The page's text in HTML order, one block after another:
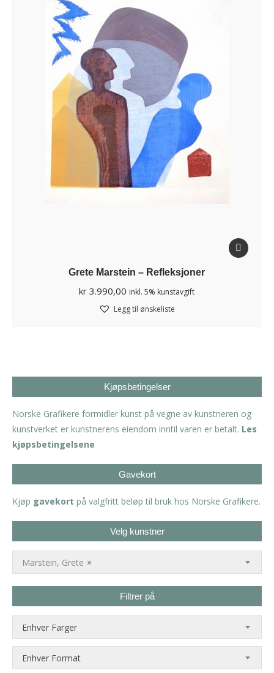
Grete Marstein – Refleksjoner
kr 3.990,00 inkl. 5% kunstavgift
Legg til ønskeliste
Kjøpsbetingelser
Norske Grafikere formidler kunst på vegne av kunstneren og
kunstverket er kunstnerens eiendom inntil varen er betalt. Les
kjøpsbetingelsene
Gavekort
Kjøp gavekort på valgfritt beløp til bruk hos Norske Grafikere.
Velg kunstner
×
Marstein, Grete
Filtrer på
Enhver Farger
Enhver Format